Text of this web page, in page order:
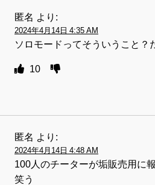
匿名 より:
2024年4月14日 4:35 AM
ソロモードってそういうこと？
10
匿名 より:
2024年4月14日 4:48 AM
100人のチーターが垢販売用に
笑う